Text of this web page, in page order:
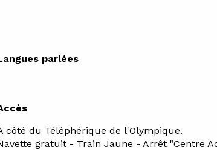
parlées
parlées
côté du Téléphérique de l'Olympique.
gratuit - Train Jaune - Arrêt "Centre